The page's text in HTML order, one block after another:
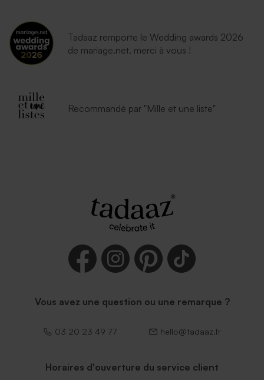
autocollante
Tadaaz remporte le Wedding awards 2026
de mariage.net, merci à vous !
Recommandé par "Mille et une liste"
Vous avez une question ou une remarque ?
03 20 23 49 77 hello@tadaaz.fr
Horaires d'ouverture du service client